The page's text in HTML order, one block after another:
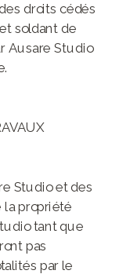
droits cédés
soldant de
Ausare Studio
Studio et des
la propriété
tant que
pas
par le